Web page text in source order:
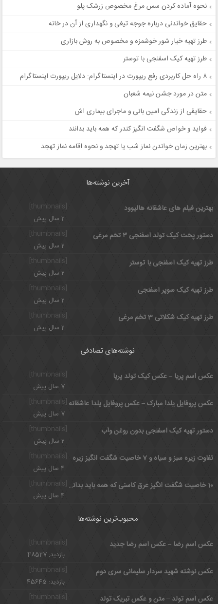
نحوه آماده کردن سس مرغ مخصوص زرشک پلو
حقایق خواندنی درباره جوجه تیغی و نگهداری از آن در خانه
طرز تهیه خیار شور خوشمزه و مخصوص به روش بازاری
طرز تهیه کیک اسفنجی با توستر
۸ راه‌ حل کاربردی رفع ریپورت در اینستاگرام: دلایل ریپورت اینستاگرام
متن در مورد جشن نیمه شعبان
حقایقی از زندگی امین بانی و ماجرای بیماری اش
فواید و خواص شگفت انگیز کندر که همه باید بدانند
بهترین زمان خواندن نماز شب یا تهجد و نحوه اقامه نماز تهجد
آخرین نوشته‌ها
بهترین فیلم های عاشقانه هالیوود
2 سال پیش
[thumbnails]
دستور پخت کیک تولد اسفنجی ۳ تخم مرغی
2 سال پیش
طرز تهیه کیک اسفنجی با توستر
2 سال پیش
[thumbnails]
طرز تهیه کیک سوپر اسفنجی
2 سال پیش
طرز تهیه کیک شکلاتی 3 تخم مرغی
2 سال پیش
نوشته‌های تصادفی
[thumbnails] عکس اسم پریا – عکس کیک تولد پریا
7 سال پیش
عکس پروفایل یلدا مبارک – عکس پروفایل یلدا عاشقانه
7 سال پیش
[thumbnails]
دستور تهیه کیک اسفنجی بدون روغن وآب
2 سال پیش
تفاوت زیره سبز و سیاه و 7 خاصیت شگفت انگیز زیره
4 سال پیش
10 خاصیت شگفت انگیز عرق کاسنی که همه باید بدانند
4 سال پیش
محبوب‌ترین نوشته‌ها
عکس اسم رضا – عکس اسم رضا جدید
بازدید: 48527
[thumbnails]
عکس نوشته شهید سردار سلیمانی سری دوم
بازدید: 45645
عکس اسم تولد – متن و عکس تبریک تولد